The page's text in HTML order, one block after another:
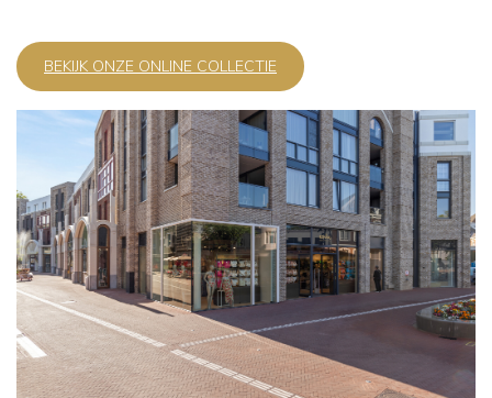
BEKIJK ONZE ONLINE COLLECTIE